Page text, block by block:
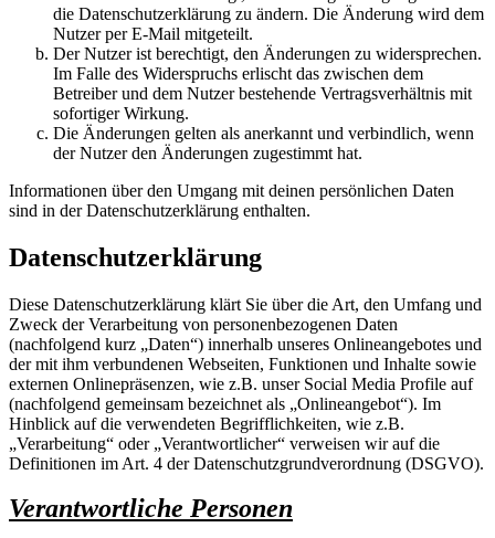
die Datenschutzerklärung zu ändern. Die Änderung wird dem
Nutzer per E-Mail mitgeteilt.
Der Nutzer ist berechtigt, den Änderungen zu widersprechen.
Im Falle des Widerspruchs erlischt das zwischen dem
Betreiber und dem Nutzer bestehende Vertragsverhältnis mit
sofortiger Wirkung.
Die Änderungen gelten als anerkannt und verbindlich, wenn
der Nutzer den Änderungen zugestimmt hat.
Informationen über den Umgang mit deinen persönlichen Daten
sind in der Datenschutzerklärung enthalten.
Datenschutzerklärung
Diese Datenschutzerklärung klärt Sie über die Art, den Umfang und
Zweck der Verarbeitung von personenbezogenen Daten
(nachfolgend kurz „Daten“) innerhalb unseres Onlineangebotes und
der mit ihm verbundenen Webseiten, Funktionen und Inhalte sowie
externen Onlinepräsenzen, wie z.B. unser Social Media Profile auf
(nachfolgend gemeinsam bezeichnet als „Onlineangebot“). Im
Hinblick auf die verwendeten Begrifflichkeiten, wie z.B.
„Verarbeitung“ oder „Verantwortlicher“ verweisen wir auf die
Definitionen im Art. 4 der Datenschutzgrundverordnung (DSGVO).
Verantwortliche Personen